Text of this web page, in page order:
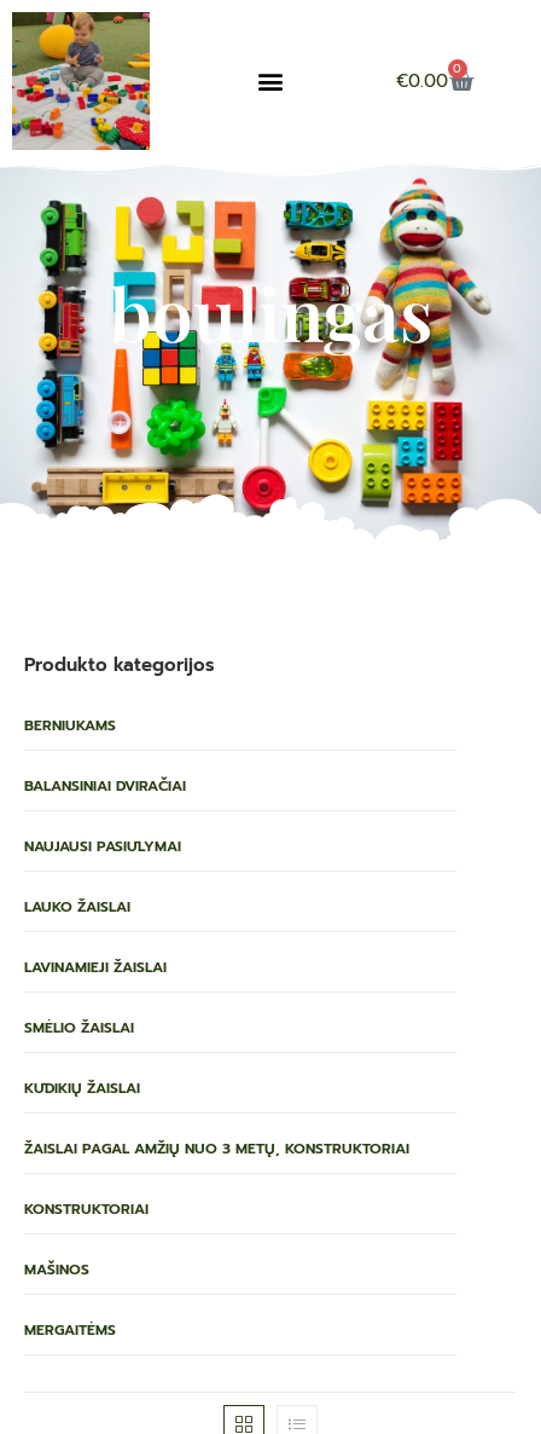
€0.00 0
boulingas
Produkto kategorijos
BERNIUKAMS
BALANSINIAI DVIRAČIAI
NAUJAUSI PASIŪLYMAI
LAUKO ŽAISLAI
LAVINAMIEJI ŽAISLAI
SMĖLIO ŽAISLAI
KŪDIKIŲ ŽAISLAI
ŽAISLAI PAGAL AMŽIŲ NUO 3 METŲ, KONSTRUKTORIAI
KONSTRUKTORIAI
MAŠINOS
MERGAITĖMS